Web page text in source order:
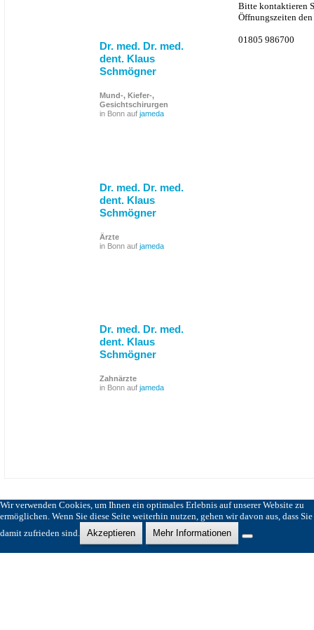
Dr. med. Dr. med.
dent. Klaus
Schmögner
Mund-, Kiefer-,
Gesichtschirurgen
in Bonn auf jameda
Dr. med. Dr. med.
dent. Klaus
Schmögner
Ärzte
in Bonn auf jameda
Dr. med. Dr. med.
dent. Klaus
Schmögner
Zahnärzte
in Bonn auf jameda
Bitte kontaktieren
Öffnungszeiten
01805 986700
Wir verwenden Cookies, um Ihnen ein optimales Erlebnis auf unserer Website zu
ermöglichen. Wenn Sie diese Seite weiterhin nutzen, gehen wir davon aus, dass Sie
damit zufrieden sind.
Akzeptieren Mehr Informationen